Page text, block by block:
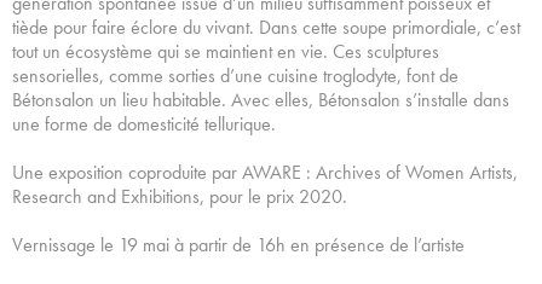
tiède pour faire éclore du vivant. Dans cette soupe primordiale, c’est
tout un écosystème qui se maintient en vie. Ces sculptures
sensorielles, comme sorties d’une cuisine troglodyte, font de
Bétonsalon un lieu habitable. Avec elles, Bétonsalon s’installe dans
une forme de domesticité tellurique.
Une exposition coproduite par AWARE : Archives of Women Artists,
Research and Exhibitions, pour le prix 2020.
Vernissage le 19 mai à partir de 16h en présence de l’artiste